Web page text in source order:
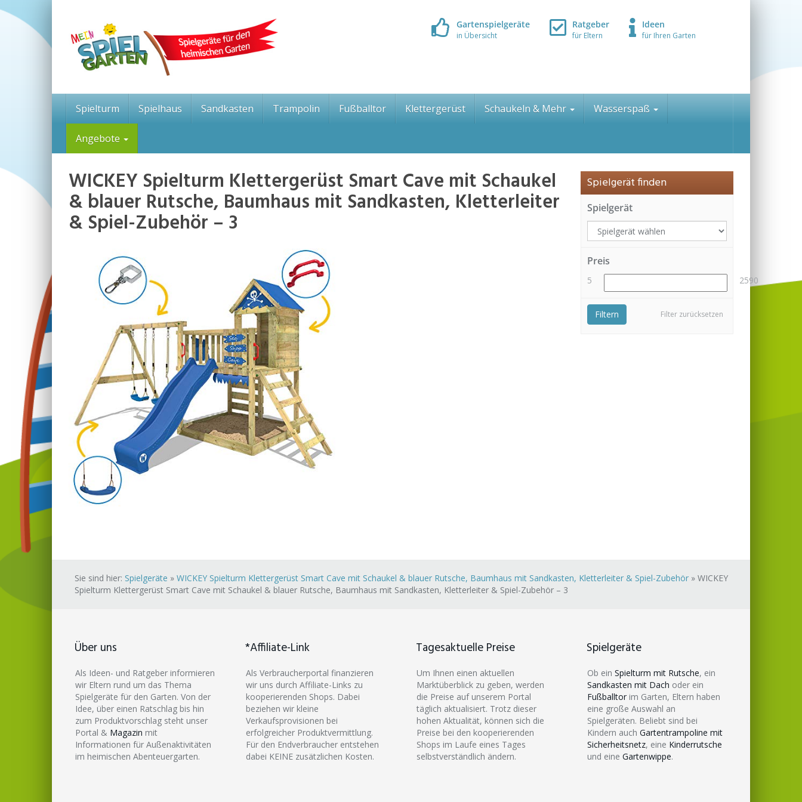
Skip
Gartenspielgeräte
in Übersicht
Ratgeber
für Eltern
Ideen
für Ihren Garten
Spielturm Spielhaus Sandkasten Trampolin Fußballtor Klettergerüst Schaukeln & Mehr Wasserspaß
Angebote
WICKEY Spielturm Klettergerüst Smart Cave mit Schaukel
& blauer Rutsche, Baumhaus mit Sandkasten, Kletterleiter
& Spiel-Zubehör – 3
Spielgerät finden
Spielgerät
Preis
5 2590
Filter zurücksetzen
Filtern
Sie sind hier: Spielgeräte » WICKEY Spielturm Klettergerüst Smart Cave mit Schaukel & blauer Rutsche, Baumhaus mit Sandkasten, Kletterleiter & Spiel-Zubehör » WICKEY
Spielturm Klettergerüst Smart Cave mit Schaukel & blauer Rutsche, Baumhaus mit Sandkasten, Kletterleiter & Spiel-Zubehör – 3
Über uns
Als Ideen- und Ratgeber informieren
wir Eltern rund um das Thema
Spielgeräte für den Garten. Von der
Idee, über einen Ratschlag bis hin
zum Produktvorschlag steht unser
Portal & Magazin mit
Informationen für Außenaktivitäten
im heimischen Abenteuergarten.
*Affiliate-Link
Als Verbraucherportal finanzieren
wir uns durch Affiliate-Links zu
kooperierenden Shops. Dabei
beziehen wir kleine
Verkaufsprovisionen bei
erfolgreicher Produktvermittlung.
Für den Endverbraucher entstehen
dabei KEINE zusätzlichen Kosten.
Tagesaktuelle Preise
Um Ihnen einen aktuellen
Marktüberblick zu geben, werden
die Preise auf unserem Portal
täglich aktualisiert. Trotz dieser
hohen Aktualität, können sich die
Preise bei den kooperierenden
Shops im Laufe eines Tages
selbstverständlich ändern.
Spielgeräte
Ob ein Spielturm mit Rutsche, ein
Sandkasten mit Dach oder ein
Fußballtor im Garten, Eltern haben
eine große Auswahl an
Spielgeräten. Beliebt sind bei
Kindern auch Gartentrampoline mit
Sicherheitsnetz, eine Kinderrutsche
und eine Gartenwippe.